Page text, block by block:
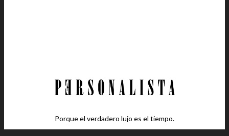
Porque el verdadero lujo es el tiempo.